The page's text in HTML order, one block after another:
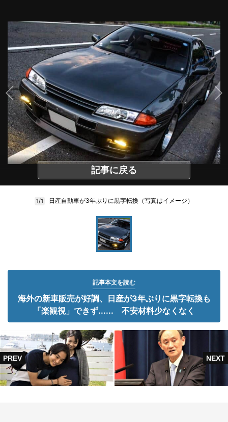
記事に戻る
1/1 日産自動車が3年ぶりに黒字転換（写真はイメージ）
記事本文を読む
海外の新車販売が好調、日産が3年ぶりに黒字転換も
「楽観視」できず...... 不安材料少なくなく